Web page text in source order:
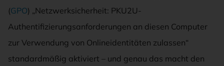
(GPO) „Netzwerksicherheit: PKU2U-
Authentifizierungsanforderungen an diesen Computer
zur Verwendung von Onlineidentitäten zulassen“
standardmäßig aktiviert – und genau das macht den